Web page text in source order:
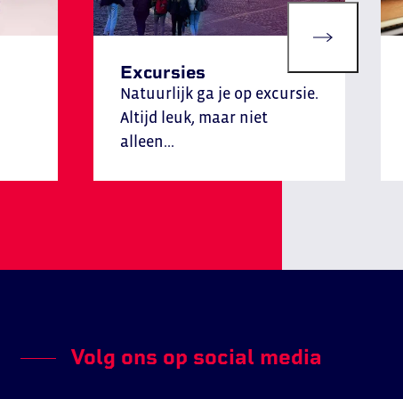
Excursies
Natuurlijk ga je op excursie.
Altijd leuk, maar niet
alleen...
Volg ons op social media